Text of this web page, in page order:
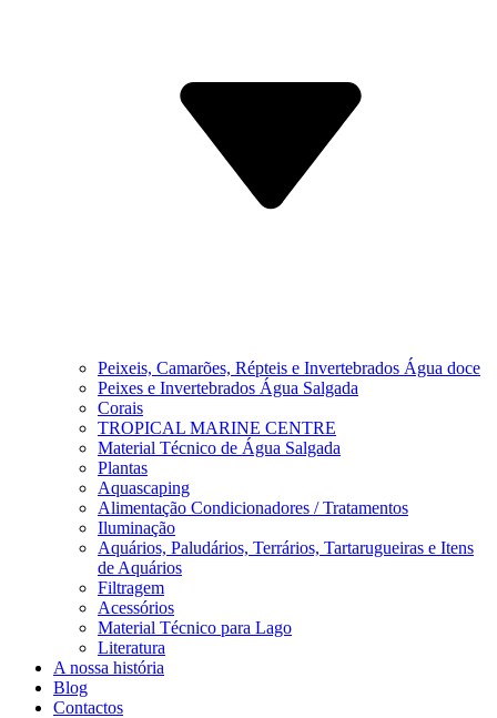
Peixeis, Camarões, Répteis e Invertebrados Água doce
Peixes e Invertebrados Água Salgada
Corais
TROPICAL MARINE CENTRE
Material Técnico de Água Salgada
Plantas
Aquascaping
Alimentação Condicionadores / Tratamentos
Iluminação
Aquários, Paludários, Terrários, Tartarugueiras e Itens
de Aquários
Filtragem
Acessórios
Material Técnico para Lago
Literatura
A nossa história
Blog
Contactos